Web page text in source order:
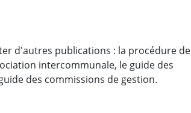
d'autres publications : la procédure de
intercommunale, le guide des
des commissions de gestion.